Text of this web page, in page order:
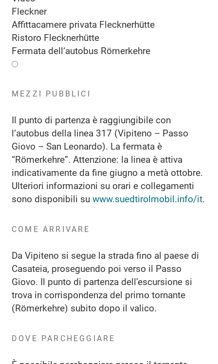
Fleckner
Affittacamere privata Flecknerhütte
Ristoro Flecknerhütte
Fermata dell‘autobus Römerkehre
MEZZI PUBBLICI
Il punto di partenza è raggiungibile con
l’autobus della linea 317 (Vipiteno – Passo
Giovo – San Leonardo). La fermata è
“Römerkehre”. Attenzione: la linea è attiva
indicativamente da fine giugno a metà ottobre.
Ulteriori informazioni su orari e collegamenti
sono disponibili su www.suedtirolmobil.info/it.
COME ARRIVARE
Da Vipiteno si segue la strada fino al paese di
Casateia, proseguendo poi verso il Passo
Giovo. Il punto di partenza dell’escursione si
trova in corrispondenza del primo tornante
(Römerkehre) subito dopo il valico.
DOVE PARCHEGGIARE